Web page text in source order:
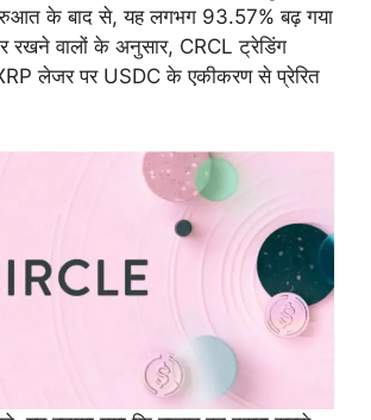
के बाद से, यह लगभग 93.57% बढ़ गया
रखने वालों के अनुसार, CRCL ट्रेडिंग
लेजर पर USDC के एकीकरण से प्रेरित